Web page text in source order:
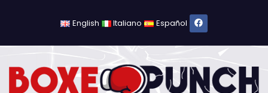
English Italiano Español